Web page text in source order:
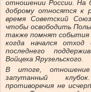
отношении России. На
доброму относятся к
время Советский
чтобы освободить
также помнят события
когда начался
последнего
Войцеха Ярузельского.
В итоге,
запутанный
противоречия не